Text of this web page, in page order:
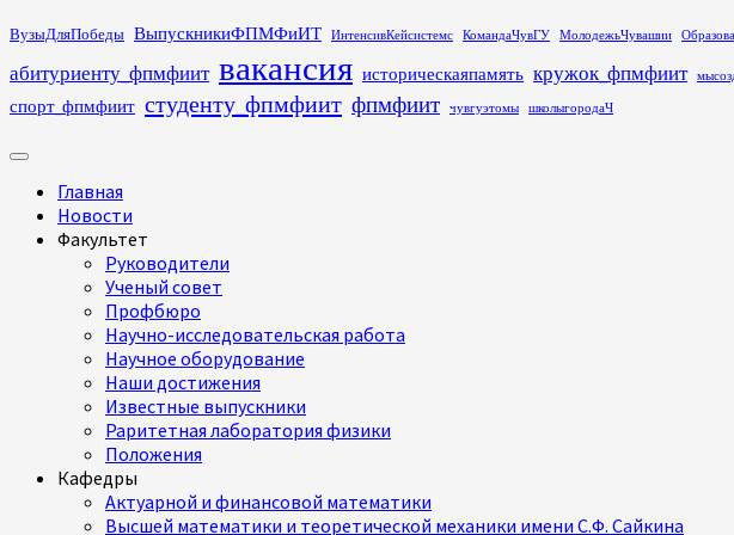
Перейти
содержимому
ВузыДляПобеды ВыпускникиФПМФиИТ ИнтенсивКейсистемс КомандаЧувГУ МолодежьЧувашии
абитуриенту_фпмфиит вакансия историческаяпамять кружок_фпмфиит
спорт_фпмфиит студенту_фпмфиит фпмфиит чувгуэтомы школыгородаЧ
Основное
Главная
Новости
Факультет
Руководители
Ученый совет
Профбюро
Научно-исследовательская работа
Научное оборудование
Наши достижения
Известные выпускники
Раритетная лаборатория физики
Положения
Кафедры
Актуарной и финансовой математики
Высшей математики и теоретической механики имени С.Ф. Сайкина